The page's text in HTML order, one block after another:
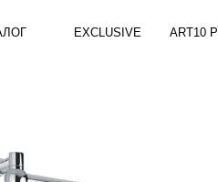
EXCLUSIVE ART10 PRO